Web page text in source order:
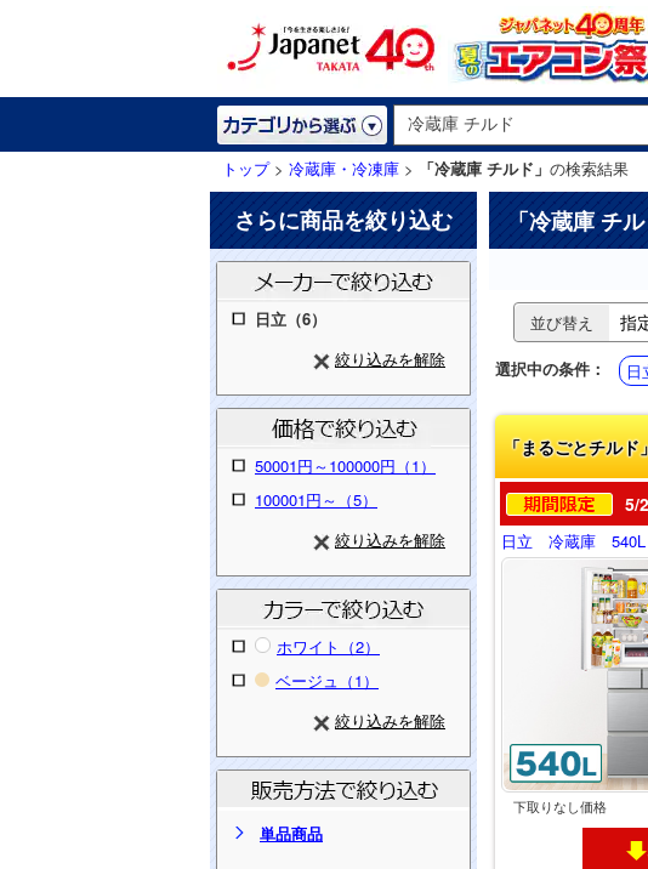
トップ> 冷蔵庫・冷凍庫 > 「冷蔵庫 チルド」 の検索結果
さらに商品を絞り込む
日立（6）
絞り込みを解除
50001円～100000円（1）
100001円～（5）
絞り込みを解除
ホワイト（2）
ベージュ（1）
絞り込みを解除
単品商品
「冷蔵庫 チ
並び替え
選択中の条件： 日
「まるごとチル
5/
日立 冷蔵庫
下取りなし価格